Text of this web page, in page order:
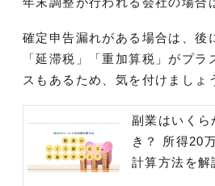
確定申告漏れがある場合は、後
「延滞税」「重加算税」がプラ
スもあるため、気を付けましょ
副業はいくら
き？ 所得20
計算方法を解